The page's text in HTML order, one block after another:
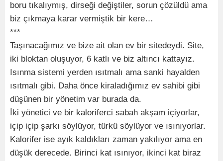
boru tıkalıymış, dirseği değiştiler, sorun çözüldü ama
biz çıkmaya karar vermiştik bir kere…
***
Taşınacağımız ve bize ait olan ev bir sitedeydi. Site,
iki bloktan oluşuyor, 6 katlı ve biz altıncı kattayız.
Isınma sistemi yerden ısıtmalı ama sanki hayalden
ısıtmalı gibi. Daha önce kiraladığımız ev sahibi gibi
düşünen bir yönetim var burada da.
İki yönetici ve bir kaloriferci sabah akşam içiyorlar,
içip içip şarkı söylüyor, türkü söylüyor ve ısınıyorlar.
Kalorifer ise ayık kaldıkları zaman yakılıyor ama en
düşük derecede. Birinci kat ısınıyor, ikinci kat biraz